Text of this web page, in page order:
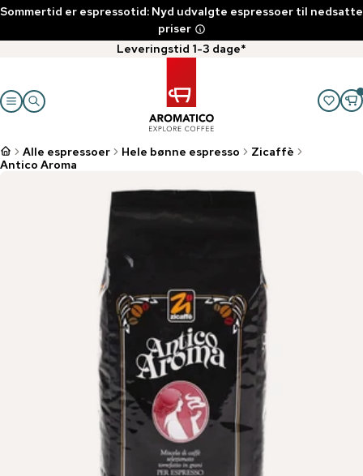
Sommertid er espressotid: Nyd udvalgte espressoer til nedsatte
priser
Leveringstid 1-3 dage*
Alle espressoer Hele bønne espresso
Zicaffè
Antico Aroma